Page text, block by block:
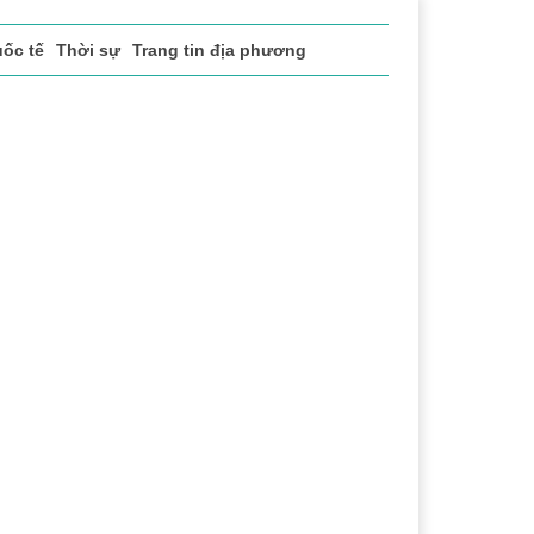
tế Thời sự Trang tin địa phương